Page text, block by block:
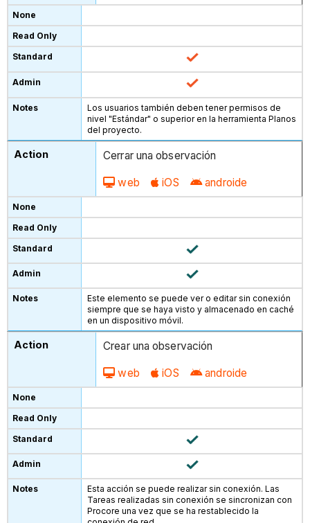
Los usuarios también deben tener permisos de
nivel "Estándar" o superior en la herramienta Planos
del proyecto.
Cerrar una observación
web iOS androide
Este elemento se puede ver o editar sin conexión
siempre que se haya visto y almacenado en caché
en un dispositivo móvil.
Crear una observación
web iOS androide
Esta acción se puede realizar sin conexión. Las
Tareas realizadas sin conexión se sincronizan con
Procore una vez que se ha restablecido la